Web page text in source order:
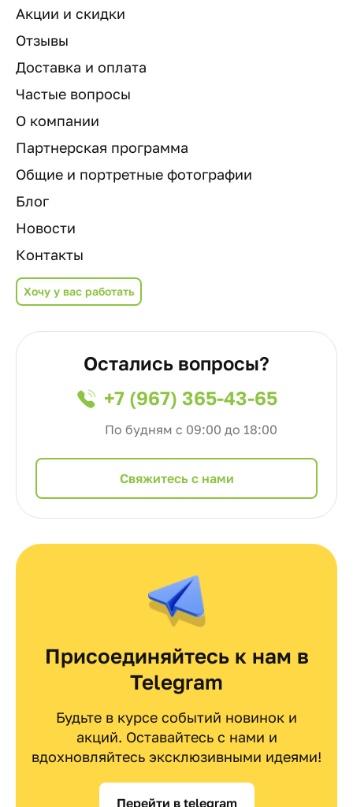
Акции и скидки
Отзывы
Доставка и оплата
Частые вопросы
О компании
Партнерская программа
Общие и портретные фотографии
Блог
Новости
Контакты
Хочу у вас работать
Остались вопросы?
+7 (967) 365-43-65
По будням с 09:00 до 18:00
Cвяжитесь с нами
Присоединяйтесь к нам в
Telegram
Будьте в курсе событий новинок и
акций. Оставайтесь с нами и
вдохновляйтесь эксклюзивными идеями!
Перейти в telegram